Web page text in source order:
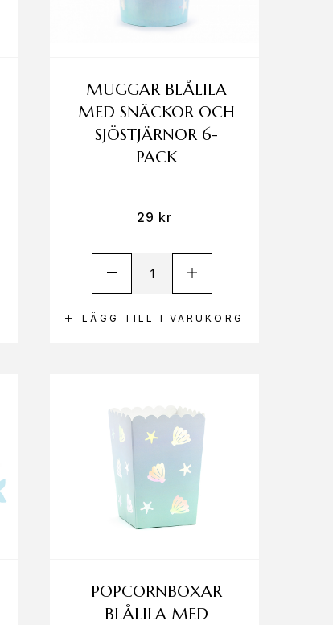
LÄGG TILL I VARUKORG
MUGGAR BLÅLILA
MED SNÄCKOR OCH
SJÖSTJÄRNOR 6-
PACK
29 kr
POPCORNBOXAR
BLÅLILA MED